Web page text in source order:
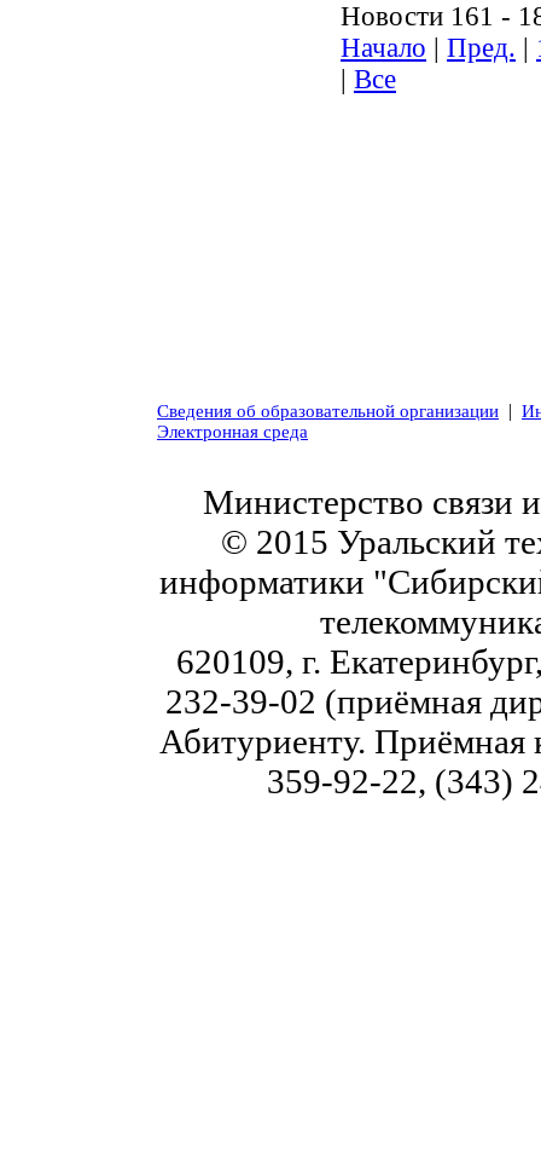
Новости 161 -
Начало
Пред.
Все
Сведения об образовательной организации |
Электронная среда
Министерство связи
© 2015 Уральский
информатики
620109, г.
232-39-02 (приёмная
Абитуриенту. Приёмная
359-92-22, (343)